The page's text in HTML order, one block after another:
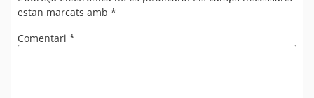
estan marcats amb *
Comentari *